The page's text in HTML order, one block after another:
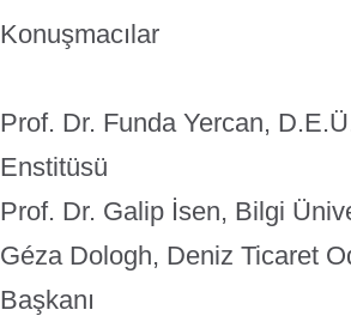
Konuşmacılar
Prof. Dr. Funda Yercan,
Enstitüsü
Prof. Dr. Galip İsen, Bilgi
Géza Dologh, Deniz Ticaret
Başkanı